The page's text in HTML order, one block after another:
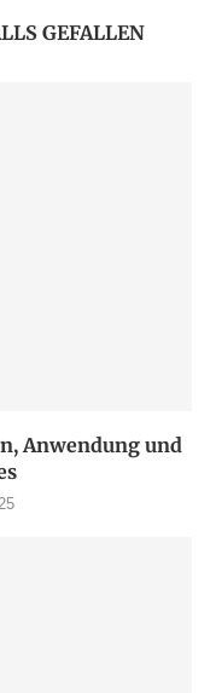
GEFALLEN
Anwendung und